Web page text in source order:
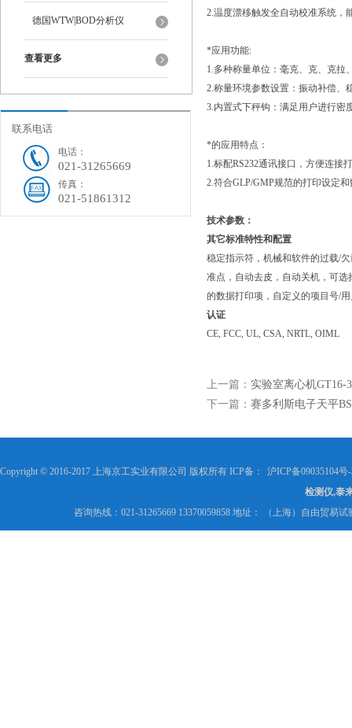
德国WTW|BOD分析仪
查看更多
联系电话
电话：
021-31265669
传真：
021-51861312
2.温度漂移触发全自动校准系统，
*应用功能:
1.多种称量单位：毫克、克、克拉
2.称量环境参数设置：振动补偿、
3.内置式下秤钩：满足用户进行密
*的应用特点：
1.标配RS232通讯接口，方便连接
2.符合GLP/GMP规范的打印设定
技术参数：
其它标准特性和配置
稳定指示符，机械和软件的过载/
准点，自动去皮，自动关机，可
的数据打印项，自定义的项目号/
认证
CE, FCC, UL, CSA, NRTL, OIML
上一篇： 实验室离心机GT16-
下一篇： 赛多利斯电子天平
Copyright © 2016-2017 上海京工实业有限公司 版权所有 ICP备：
沪ICP备09035104号
检测仪,泰
咨询热线：021-31265669 13370059858 地址： （上海）自由贸易